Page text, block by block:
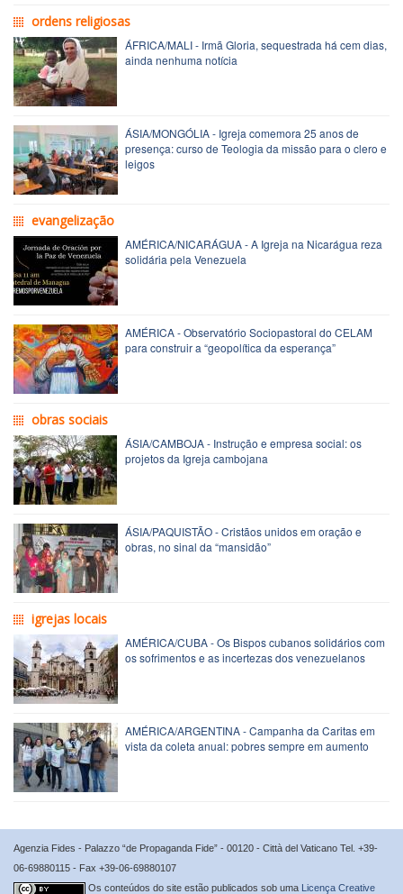
ordens religiosas
ÁFRICA/MALI - Irmã Gloria, sequestrada há cem dias,
ainda nenhuma notícia
ÁSIA/MONGÓLIA - Igreja comemora 25 anos de
presença: curso de Teologia da missão para o clero e
leigos
evangelização
AMÉRICA/NICARÁGUA - A Igreja na Nicarágua reza
solidária pela Venezuela
AMÉRICA - Observatório Sociopastoral do CELAM
para construir a “geopolítica da esperança”
obras sociais
ÁSIA/CAMBOJA - Instrução e empresa social: os
projetos da Igreja cambojana
ÁSIA/PAQUISTÃO - Cristãos unidos em oração e
obras, no sinal da “mansidão”
igrejas locais
AMÉRICA/CUBA - Os Bispos cubanos solidários com
os sofrimentos e as incertezas dos venezuelanos
AMÉRICA/ARGENTINA - Campanha da Caritas em
vista da coleta anual: pobres sempre em aumento
Agenzia Fides - Palazzo “de Propaganda Fide” - 00120 - Città del Vaticano Tel. +39-
06-69880115 - Fax +39-06-69880107
Os conteúdos do site estão publicados sob uma Licença Creative